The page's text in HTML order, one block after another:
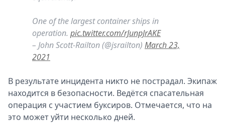
One of the largest container ships in
operation. pic.twitter.com/rJunpJrAKE
– John Scott-Railton (@jsrailton) March 23,
2021
В результате инцидента никто не пострадал. Экипаж
находится в безопасности. Ведётся спасательная
операция с участием буксиров. Отмечается, что на
это может уйти несколько дней.